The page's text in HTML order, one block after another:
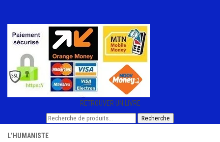
RETROUVER UN LIVRE
Recherche
Recherche
L’HUMANISTE